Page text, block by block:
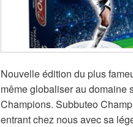
Nouvelle édition du plus
même globaliser au domaine
Champions. Subbuteo
entrant chez nous avec sa